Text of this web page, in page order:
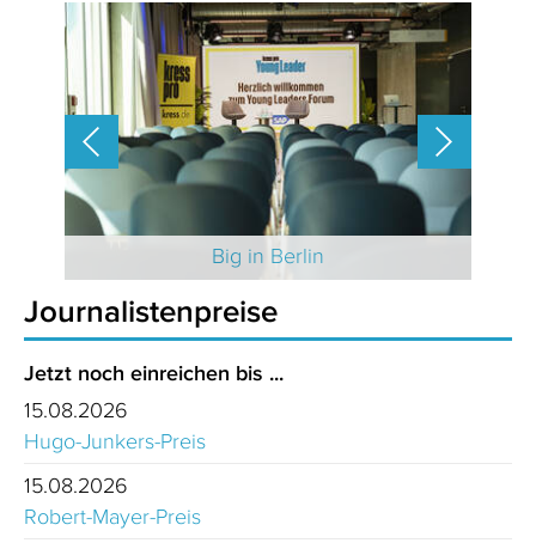
Big in Berlin
Journalistenpreise
Jetzt noch einreichen bis ...
15.08.2026
Hugo-Junkers-Preis
15.08.2026
Robert-Mayer-Preis